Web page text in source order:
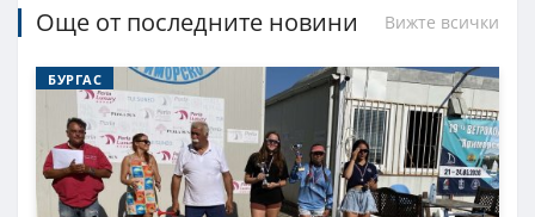
Още от последните новини Вижте всички
БУРГАС